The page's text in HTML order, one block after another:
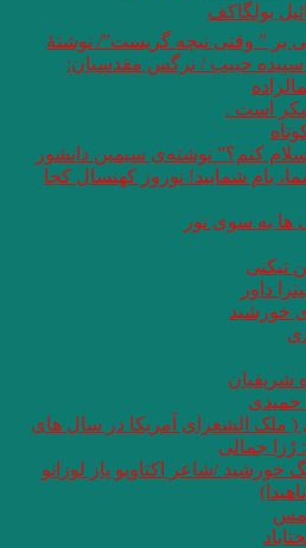
بولگاکف
بر ” وقتی نیچه گریست”/ نوشتۀ
سپیده حبیب / نرگس مقدسیان:
است .
کنم؟” نوشته‌ی سیمین دانشور
بام شمایید! نوروز کهنسال کجا
ها به سوی نور
تیکنی
داور
خورشید
شریفیان
( ملک الشعرای آمریکا در سال های
/شاعر اکتاویو پاز لوزانو